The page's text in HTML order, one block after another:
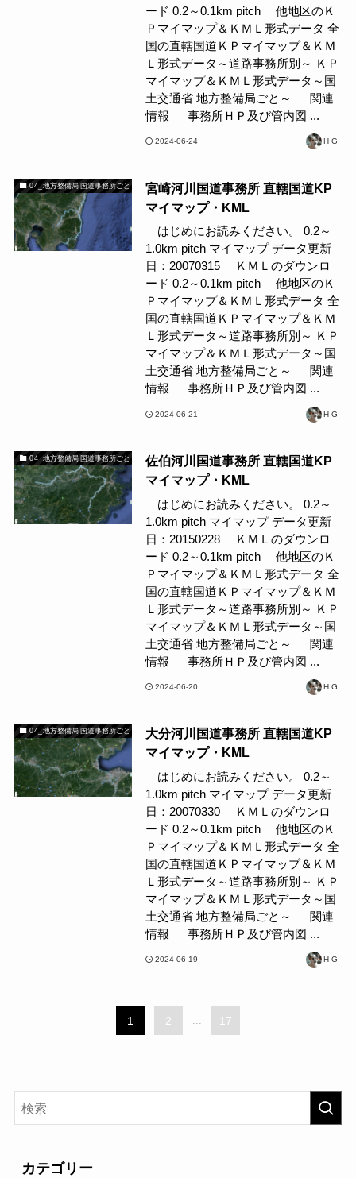
ード 0.2～0.1km pitch 他地区のＫ
Ｐマイマップ＆ＫＭＬ形式データ 全
国の直轄国道ＫＰマイマップ＆ＫＭ
Ｌ形式データ～道路事務所別～ ＫＰ
マイマップ＆ＫＭＬ形式データ～国
土交通省 地方整備局ごと～ 関連
情報 事務所ＨＰ及び管内図 ...
2024-06-24 H G
04_地方整備局 国道事務所ごと
宮崎河川国道事務所 直轄国道KP
マイマップ・KML
はじめにお読みください。 0.2～
1.0km pitch マイマップ データ更新
日：20070315 ＫＭＬのダウンロ
ード 0.2～0.1km pitch 他地区のＫ
Ｐマイマップ＆ＫＭＬ形式データ 全
国の直轄国道ＫＰマイマップ＆ＫＭ
Ｌ形式データ～道路事務所別～ ＫＰ
マイマップ＆ＫＭＬ形式データ～国
土交通省 地方整備局ごと～ 関連
情報 事務所ＨＰ及び管内図 ...
2024-06-21 H G
04_地方整備局 国道事務所ごと
佐伯河川国道事務所 直轄国道KP
マイマップ・KML
はじめにお読みください。 0.2～
1.0km pitch マイマップ データ更新
日：20150228 ＫＭＬのダウンロ
ード 0.2～0.1km pitch 他地区のＫ
Ｐマイマップ＆ＫＭＬ形式データ 全
国の直轄国道ＫＰマイマップ＆ＫＭ
Ｌ形式データ～道路事務所別～ ＫＰ
マイマップ＆ＫＭＬ形式データ～国
土交通省 地方整備局ごと～ 関連
情報 事務所ＨＰ及び管内図 ...
2024-06-20 H G
04_地方整備局 国道事務所ごと
大分河川国道事務所 直轄国道KP
マイマップ・KML
はじめにお読みください。 0.2～
1.0km pitch マイマップ データ更新
日：20070330 ＫＭＬのダウンロ
ード 0.2～0.1km pitch 他地区のＫ
Ｐマイマップ＆ＫＭＬ形式データ 全
国の直轄国道ＫＰマイマップ＆ＫＭ
Ｌ形式データ～道路事務所別～ ＫＰ
マイマップ＆ＫＭＬ形式データ～国
土交通省 地方整備局ごと～ 関連
情報 事務所ＨＰ及び管内図 ...
2024-06-19 H G
1 2 ... 17
カテゴリー